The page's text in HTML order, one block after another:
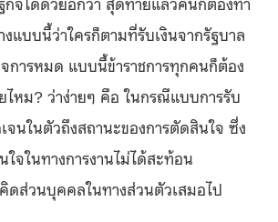
แบบนี้ว่าใครก็ตามที่รับเงินจากรัฐบาล
ารหมด แบบนี้ข้าราชการทุกคนก็ต้อง
หม? ว่าง่ายๆ คือ ในกรณีแบบการรับ
จนในตัวถึงสถานะของการตัดสินใจ ซึ่ง
ใจในทางการงานไม่ได้สะท้อน
ส่วนบุคคลในทางส่วนตัวเสมอไป